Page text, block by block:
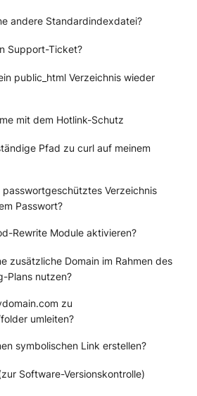
andere Standardindexdatei?
Support-Ticket?
public_html Verzeichnis wieder
mit dem Hotlink-Schutz
Pfad zu curl auf meinem
Verzeichnis
Passwort?
Rewrite Module aktivieren?
zusätzliche Domain im Rahmen des
Plans nutzen?
zu
umleiten?
symbolischen Link erstellen?
Software-Versionskontrolle)